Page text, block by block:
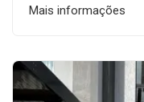
Mais informações